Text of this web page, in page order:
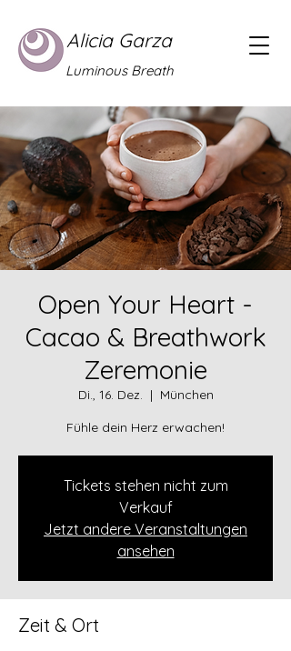
Alicia Garza
Luminous Breath
Open Your Heart -
Cacao & Breathwork
Zeremonie
Di., 16. Dez.
  |
München
Fühle dein Herz erwachen!
Tickets stehen nicht zum
Verkauf
Jetzt andere Veranstaltungen
ansehen
Zeit & Ort